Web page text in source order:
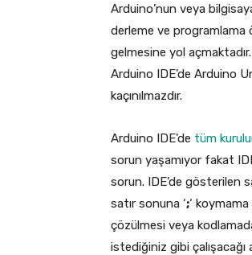
Arduino’nun veya
derleme ve programlama
gelmesine yol
Arduino IDE’de Arduino
kaçınılmazdır.
Arduino IDE’de tüm
sorun yaşamıyor fakat
sorun. IDE’de gösterilen
satır sonuna ‘;‘ koymama
çözülmesi veya
istediğiniz gibi çalışacağı